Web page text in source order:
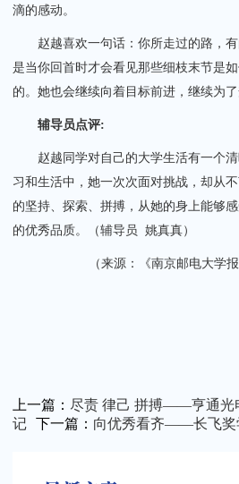
滴的感动。
赵越喜欢一句话：你所走过的路，有
是当你回首时才会看见那些细枝末节是
的。她也会继续向着目标前进，继续为了
辅导员点评:
赵越同学对自己的大学生活有一个清
习和生活中，她一次次面对挑战，却从
的坚持、探索、拼搏，从她的身上能够
的优秀品质。（辅导员 姚真真）
（来源：《南京邮电大学
上一篇： 尽责 律己 拼搏——亨通光
记
下一篇： 向优秀看齐——长飞奖